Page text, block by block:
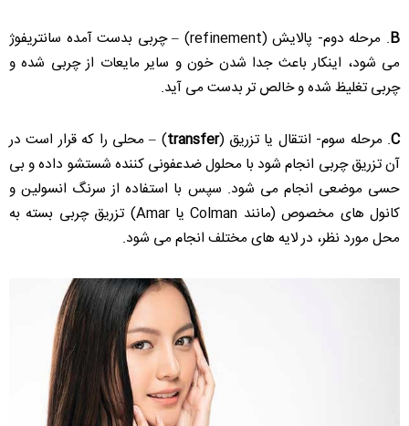
B
. مرحله دوم- پالایش (refinement) – چربی بدست آمده سانتریفوژ
می شود، اینکار باعث جدا شدن خون و سایر مایعات از چربی شده و
چربی تغلیظ شده و خالص تر بدست می آید.
C. مرحله سوم- انتقال یا تزریق (transfer) – محلی را که قرار است در
آن تزریق چربی انجام شود با محلول ضدعفونی کننده شستشو داده و بی
حسی موضعی انجام می شود. سپس با استفاده از سرنگ انسولین و
کانول های مخصوص (مانند Colman یا Amar) تزریق چربی بسته به
محل مورد نظر، در لایه های مختلف انجام می شود.